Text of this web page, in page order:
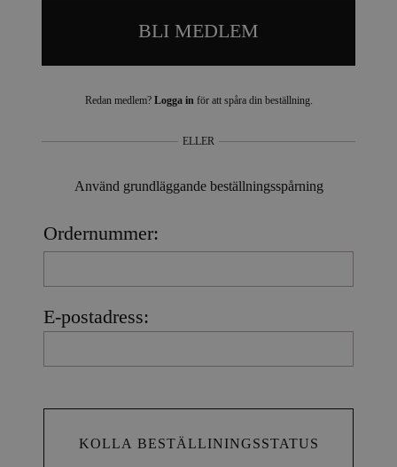
BLI MEDLEM
Redan medlem? Logga inför att spåra din beställning.
ELLER
Använd grundläggande beställningsspårning
Ordernummer:
E-postadress: